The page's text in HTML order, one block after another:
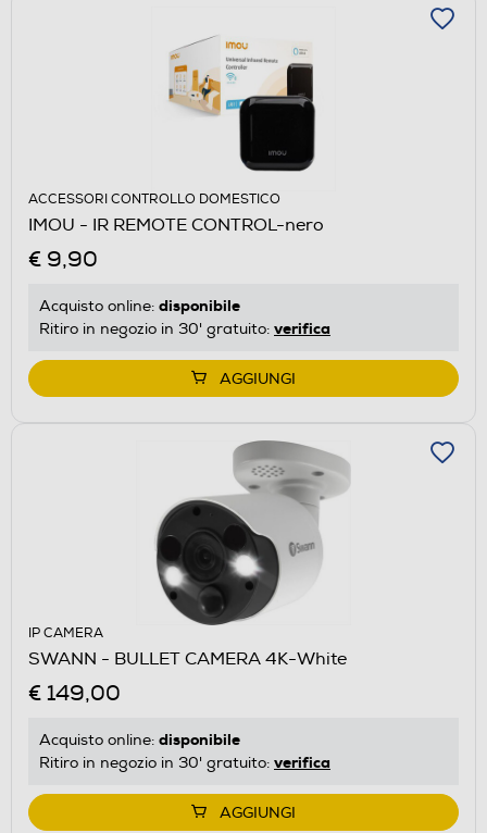
ACCESSORI CONTROLLO DOMESTICO
IMOU - IR REMOTE CONTROL-nero
€ 9,90
Acquisto online: disponibile
Ritiro in negozio in 30' gratuito: verifica
AGGIUNGI
IP CAMERA
SWANN - BULLET CAMERA 4K-White
€ 149,00
Acquisto online: disponibile
Ritiro in negozio in 30' gratuito: verifica
AGGIUNGI